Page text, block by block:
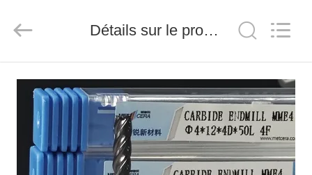
MAISON
PRODUITS
Advanced
Materials
Rights
Détails sur le produit